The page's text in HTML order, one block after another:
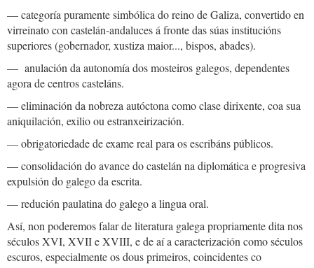
— categoría puramente simbólica do reino de Galiza, convertido en
virreinato con castelán-andaluces á fronte das súas institucións
superiores (gobernador, xustiza maior..., bispos, abades).
— anulación da autonomía dos mosteiros galegos, dependentes
agora de centros casteláns.
— eliminación da nobreza autóctona como clase dirixente, coa sua
aniquilación, exilio ou estranxeirización.
— obrigatoriedade de exame real para os escribáns públicos.
— consolidación do avance do castelán na diplomática e progresiva
expulsión do galego da escrita.
— redución paulatina do galego a lingua oral.
Así, non poderemos falar de literatura galega propriamente dita nos
séculos XVI, XVII e XVIII, e de aí a caracterización como séculos
escuros, especialmente os dous primeiros, coincidentes co